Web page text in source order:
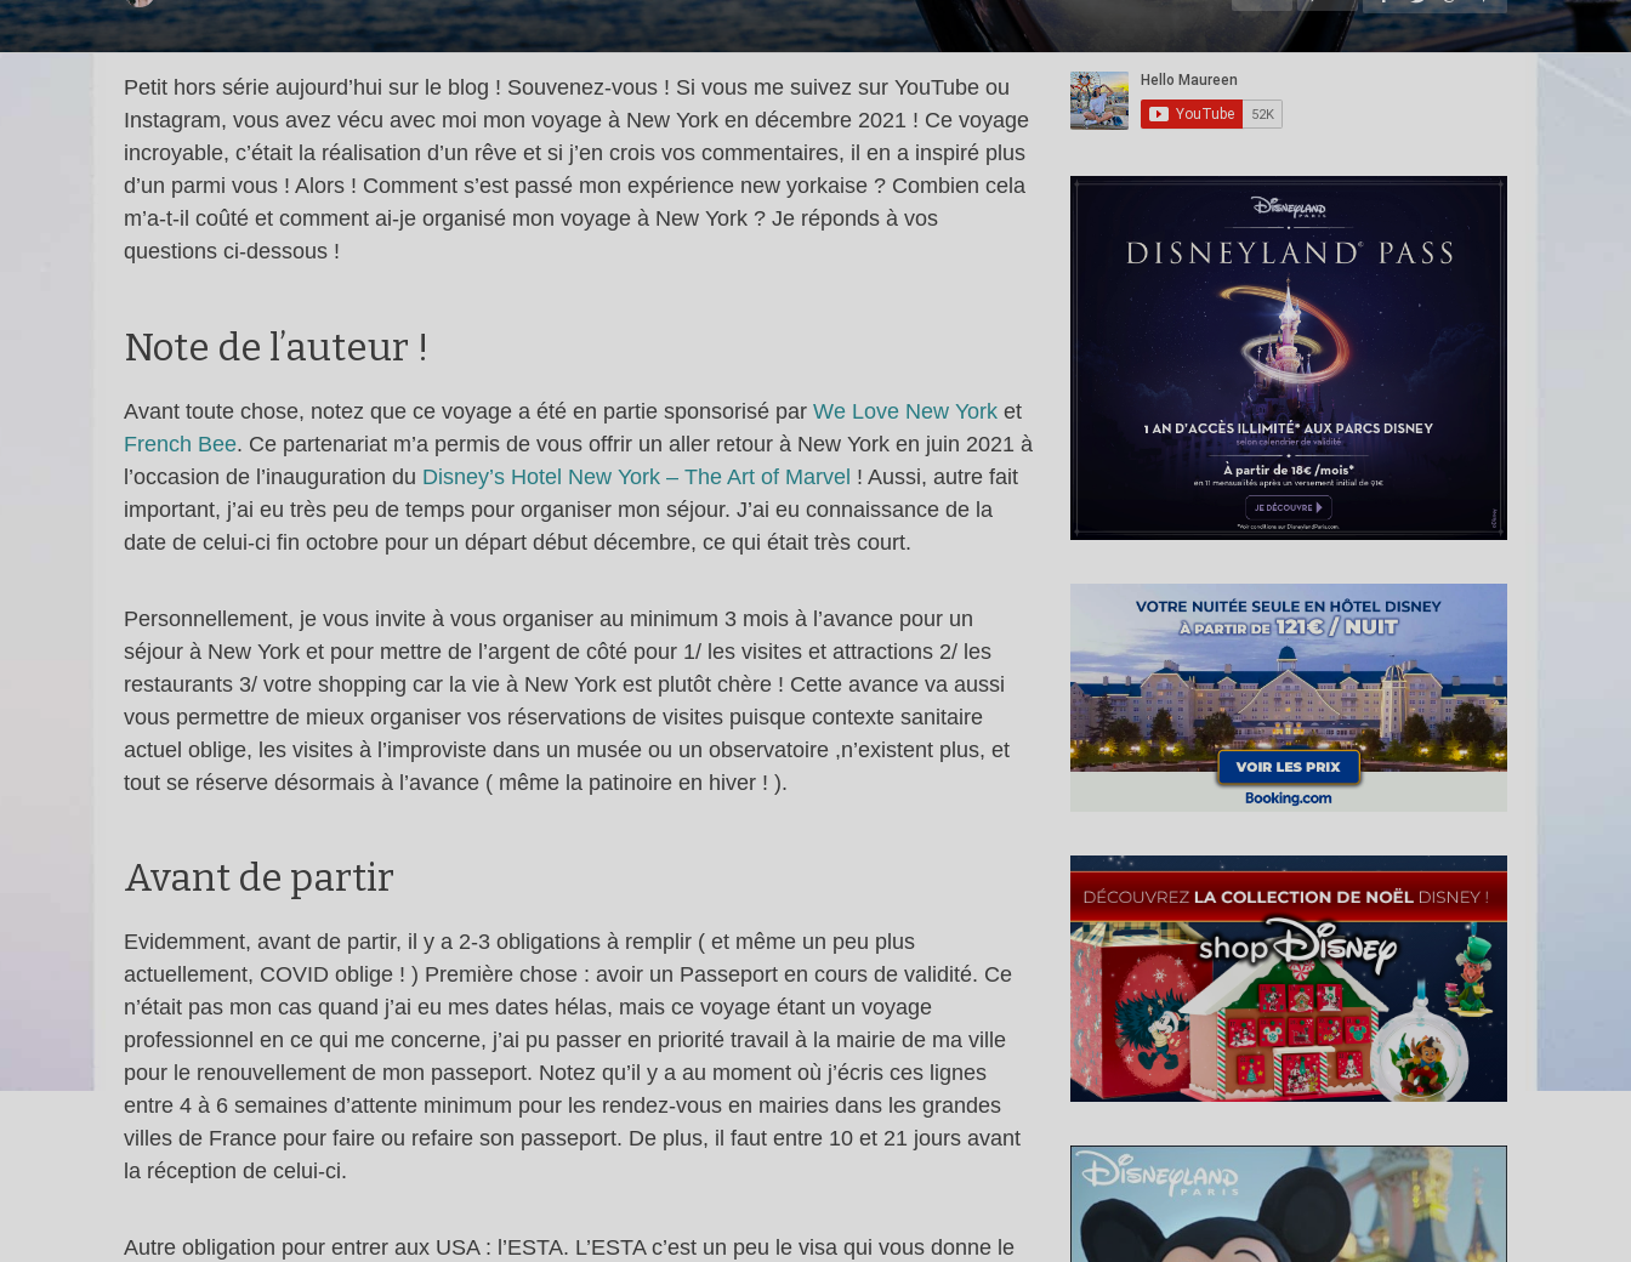
Petit hors série aujourd’hui sur le blog ! Souvenez-vous ! Si vous me suivez sur YouTube ou
Instagram, vous avez vécu avec moi mon voyage à New York en décembre 2021 ! Ce voyage
incroyable, c’était la réalisation d’un rêve et si j’en crois vos commentaires, il en a inspiré plus
d’un parmi vous ! Alors ! Comment s’est passé mon expérience new yorkaise ? Combien cela
m’a-t-il coûté et comment ai-je organisé mon voyage à New York ? Je réponds à vos
questions ci-dessous !
Note de l’auteur !
Avant toute chose, notez que ce voyage a été en partie sponsorisé par We Love New York et
French Bee. Ce partenariat m’a permis de vous offrir un aller retour à New York en juin 2021 à
l’occasion de l’inauguration du Disney’s Hotel New York – The Art of Marvel ! Aussi, autre fait
important, j’ai eu très peu de temps pour organiser mon séjour. J’ai eu connaissance de la
date de celui-ci fin octobre pour un départ début décembre, ce qui était très court.
Personnellement, je vous invite à vous organiser au minimum 3 mois à l’avance pour un
séjour à New York et pour mettre de l’argent de côté pour 1/ les visites et attractions 2/ les
restaurants 3/ votre shopping car la vie à New York est plutôt chère ! Cette avance va aussi
vous permettre de mieux organiser vos réservations de visites puisque contexte sanitaire
actuel oblige, les visites à l’improviste dans un musée ou un observatoire ,n’existent plus, et
tout se réserve désormais à l’avance ( même la patinoire en hiver ! ).
Avant de partir
Evidemment, avant de partir, il y a 2-3 obligations à remplir ( et même un peu plus
actuellement, COVID oblige ! ) Première chose : avoir un Passeport en cours de validité. Ce
n’était pas mon cas quand j’ai eu mes dates hélas, mais ce voyage étant un voyage
professionnel en ce qui me concerne, j’ai pu passer en priorité travail à la mairie de ma ville
pour le renouvellement de mon passeport. Notez qu’il y a au moment où j’écris ces lignes
entre 4 à 6 semaines d’attente minimum pour les rendez-vous en mairies dans les grandes
villes de France pour faire ou refaire son passeport. De plus, il faut entre 10 et 21 jours avant
la réception de celui-ci.
Autre obligation pour entrer aux USA : l’ESTA. L’ESTA c’est un peu le visa qui vous donne le